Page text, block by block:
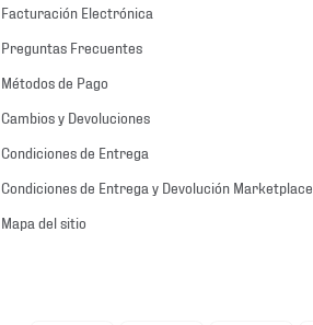
Facturación Electrónica
Preguntas Frecuentes
Métodos de Pago
Cambios y Devoluciones
Condiciones de Entrega
Condiciones de Entrega y Devolución Marketplace
Mapa del sitio